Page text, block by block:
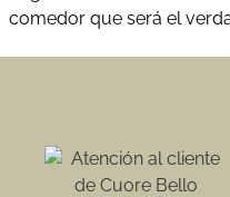
comedor que será el